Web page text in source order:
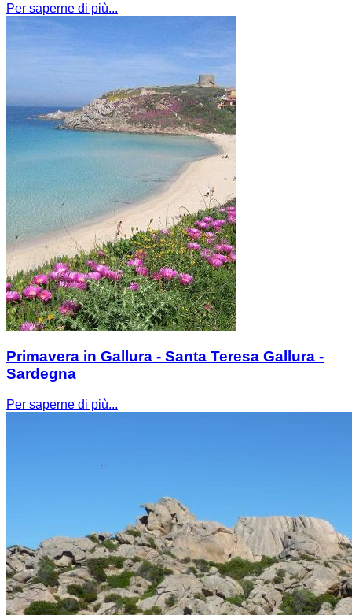
Per saperne di più...
Primavera in Gallura - Santa Teresa Gallura -
Sardegna
Per saperne di più...